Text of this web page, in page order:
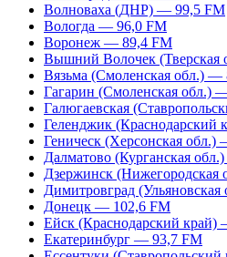
Волноваха (ДНР) — 99,5 FM
Вологда — 96,0 FM
Воронеж — 89,4 FM
Вышний Волочек (Тверская
Вязьма (Смоленская обл.) —
Гагарин (Смоленская обл.)
Галюгаевская
Геленджик (Краснодарский
Геническ (Херсонская обл.)
Далматово (Курганская
Дзержинск
Димитровград
Донецк — 102,6 FM
Ейск (Краснодарский край)
Екатеринбург — 93,7 FM